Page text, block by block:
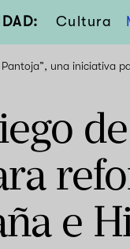
Cultura
una iniciativa
e